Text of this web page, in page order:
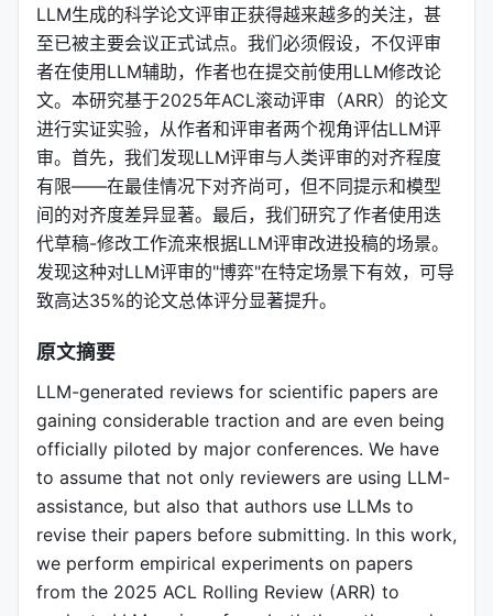
LLM生成的科学论文评审正获得越来越多的关注，甚
至已被主要会议正式试点。我们必须假设，不仅评审
者在使用LLM辅助，作者也在提交前使用LLM修改论
文。本研究基于2025年ACL滚动评审（ARR）的论文
进行实证实验，从作者和评审者两个视角评估LLM评
审。首先，我们发现LLM评审与人类评审的对齐程度
有限——在最佳情况下对齐尚可，但不同提示和模型
间的对齐度差异显著。最后，我们研究了作者使用迭
代草稿-修改工作流来根据LLM评审改进投稿的场景。
发现这种对LLM评审的"博弈"在特定场景下有效，可导
致高达35%的论文总体评分显著提升。
原文摘要
LLM-generated reviews for scientific papers are
gaining considerable traction and are even being
officially piloted by major conferences. We have
to assume that not only reviewers are using LLM-
assistance, but also that authors use LLMs to
revise their papers before submitting. In this work,
we perform empirical experiments on papers
from the 2025 ACL Rolling Review (ARR) to